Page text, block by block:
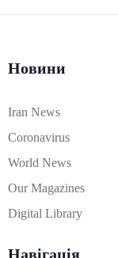
Новини
Iran News
Coronavirus
World News
Our Magazines
Digital Library
Навігація